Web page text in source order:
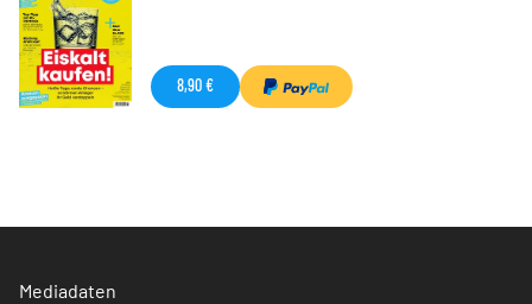
8,90 €
Mediadaten